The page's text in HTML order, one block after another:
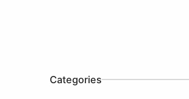
Categories